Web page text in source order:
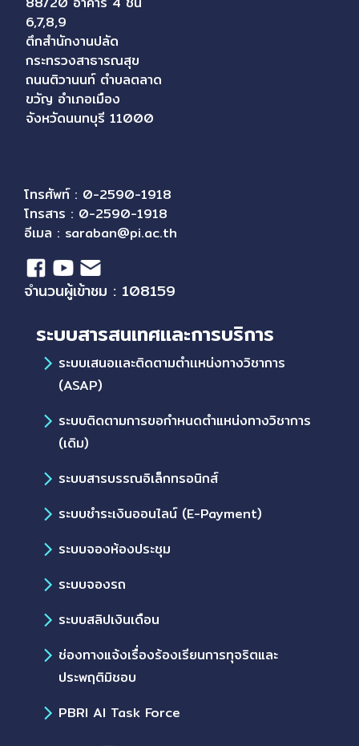
6,7,8,9
ตึกสำนักงานปลัด
กระทรวงสาธารณสุข
ถนนติวานนท์ ตำบลตลาด
ขวัญ อำเภอเมือง
จังหวัดนนทบุรี 11000
โทรศัพท์ : 0-2590-1918
โทรสาร : 0-2590-1918
อีเมล : saraban@pi.ac.th
จำนวนผู้เข้าชม : 108159
ระบบสารสนเทศและการบริการ
ระบบเสนอเเละติดตามตำเเหน่งทางวิชาการ
(ASAP)
ระบบติดตามการขอกำหนดตำแหน่งทางวิชาการ
(เดิม)
ระบบสารบรรณอิเล็กทรอนิกส์
ระบบชำระเงินออนไลน์ (E-Payment)
ระบบจองห้องประชุม
ระบบจองรถ
ระบบสลิปเงินเดือน
ช่องทางแจ้งเรื่องร้องเรียนการทุจริตและ
ประพฤติมิชอบ
PBRI AI Task Force